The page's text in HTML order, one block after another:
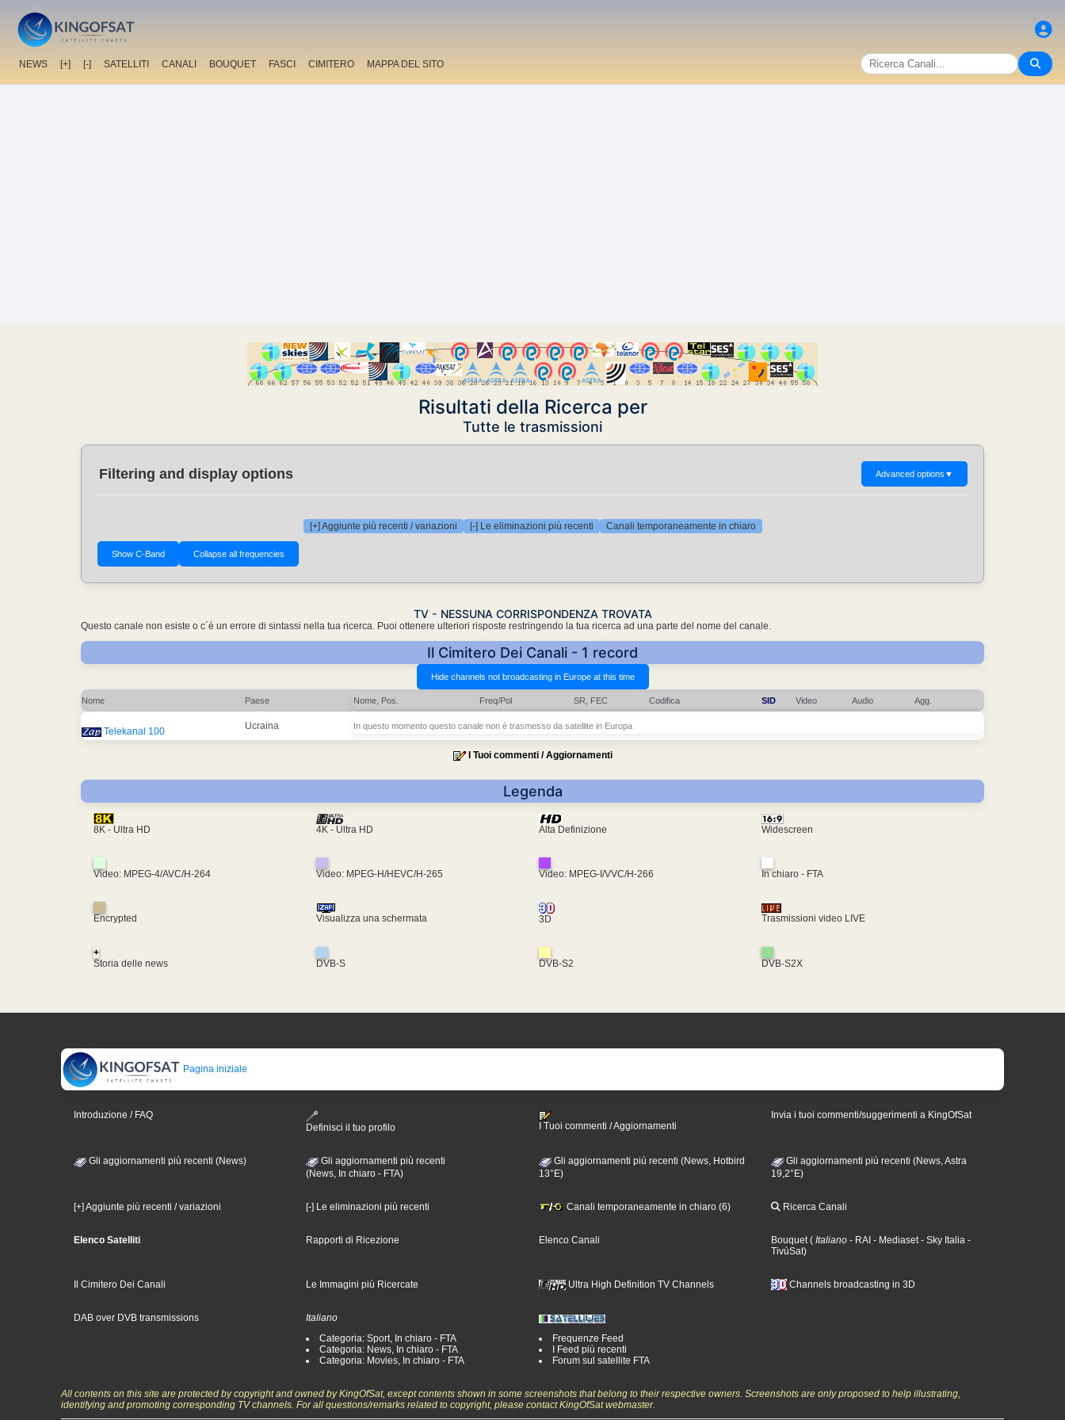
NEWS [+] [-] SATELLITI CANALI BOUQUET FASCI CIMITERO MAPPA DEL SITO
Risultati della Ricerca per
Tutte le trasmissioni
Filtering and display options Advanced options ▼
[+] Aggiunte più recenti / variazioni [-] Le eliminazioni più recenti Canali temporaneamente in chiaro
TV - NESSUNA CORRISPONDENZA TROVATA
Questo canale non esiste o c´è un errore di sintassi nella tua ricerca. Puoi ottenere ulteriori risposte restringendo la tua ricerca ad una parte del nome del canale.
Il Cimitero Dei Canali - 1 record
Nome Paese Nome, Pos. Freq/Pol SR, FEC Codifica SID Video Audio Agg.
Telekanal 100 Ucraina In questo momento questo canale non è trasmesso da satellite in Europa
I Tuoi commenti / Aggiornamenti
Legenda
8K - Ultra HD 4K - Ultra HD Alta Definizione Widescreen
Video: MPEG-4/AVC/H-264 Video: MPEG-H/HEVC/H-265 Video: MPEG-I/VVC/H-266 In chiaro - FTA
Encrypted Visualizza una schermata 3D Trasmissioni video LIVE
+
Storia delle news
DVB-S DVB-S2 DVB-S2X
Pagina iniziale
Introduzione / FAQ
Definisci il tuo profilo
I Tuoi commenti / Aggiornamenti
Invia i tuoi commenti/suggerimenti a KingOfSat
Gli aggiornamenti più recenti (News)
Gli aggiornamenti più recenti
(News, In chiaro - FTA)
Gli aggiornamenti più recenti (News, Hotbird
13°E)
Gli aggiornamenti più recenti (News, Astra
19,2°E)
[+] Aggiunte più recenti / variazioni [-] Le eliminazioni più recenti Canali temporaneamente in chiaro (6) Ricerca Canali
Elenco Satelliti Rapporti di Ricezione Elenco Canali Bouquet ( Italiano - RAI - Mediaset - Sky Italia -
TivùSat)
Il Cimitero Dei Canali Le Immagini più Ricercate Ultra High Definition TV Channels Channels broadcasting in 3D
DAB over DVB transmissions
Italiano
Categoria: Sport, In chiaro - FTA
Categoria: News, In chiaro - FTA
Categoria: Movies, In chiaro - FTA
Frequenze Feed
I Feed più recenti
Forum sul satellite FTA
All contents on this site are protected by copyright and owned by KingOfSat, except contents shown in some screenshots that belong to their respective owners. Screenshots are only proposed to help illustrating,
identifying and promoting corresponding TV channels. For all questions/remarks related to copyright, please contact KingOfSat webmaster.